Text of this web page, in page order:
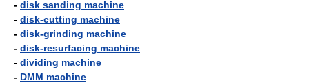
- disk sanding machine
- disk-cutting machine
- disk-grinding machine
- disk-resurfacing machine
- dividing machine
- DMM machine